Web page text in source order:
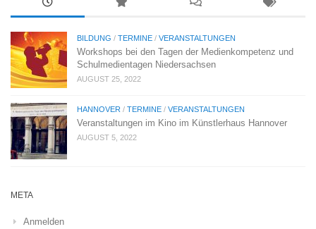
BILDUNG / TERMINE / VERANSTALTUNGEN
Workshops bei den Tagen der Medienkompetenz und
Schulmedientagen Niedersachsen
AUGUST 25, 2022
HANNOVER / TERMINE / VERANSTALTUNGEN
Veranstaltungen im Kino im Künstlerhaus Hannover
AUGUST 5, 2022
META
Anmelden